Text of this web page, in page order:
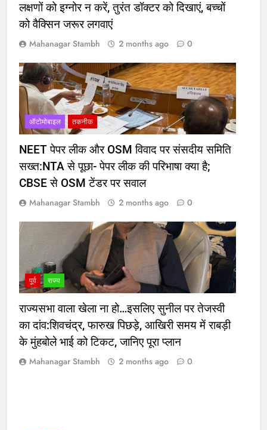
लक्षणों को इग्नोर न करें, तुरंत डॉक्टर को दिखाएं, बच्चों
को वैक्सिन जरूर लगवाएं
Mahanagar Stambh 2 months ago 0
ऑटोमोबाइल तकनीक
NEET पेपर लीक और OSM विवाद पर संसदीय समिति
सख्त:NTA से पूछा- पेपर लीक की परिभाषा क्या है;
CBSE से OSM टेंडर पर सवाल
Mahanagar Stambh 2 months ago 0
पूर्व राज्य
राज्यसभा वाला खेला ना हो…इसलिए सुनील पर तेजस्वी
का दांव:शिवचंद्र, फारुख पिछड़े, आखिरी समय में राबड़ी
के मुंहबोले भाई को टिकट, जानिए पूरा प्लान
Mahanagar Stambh 2 months ago 0